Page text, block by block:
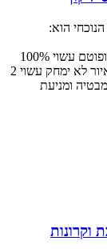
הוא:
שטיח אמבטיה היפופוטם עשוי 100%
סיליקון 100% סיליקון כפול ועמיד קל מאוד לניקוי האיור לא ימחק עשוי 2
ומניעת